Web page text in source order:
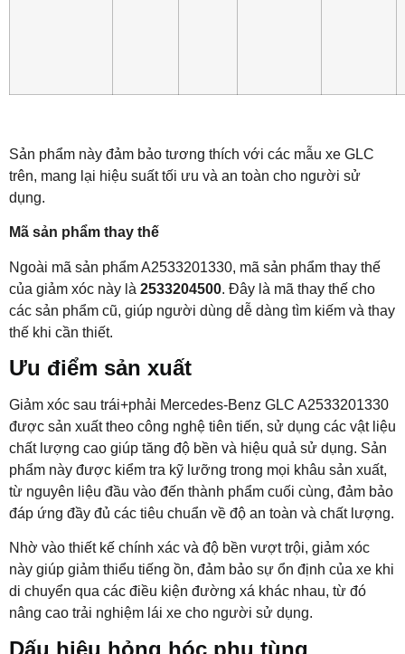
Sản phẩm này đảm bảo tương thích với các mẫu xe GLC
trên, mang lại hiệu suất tối ưu và an toàn cho người sử
dụng.
Mã sản phẩm thay thế
Ngoài mã sản phẩm A2533201330, mã sản phẩm thay thế
của giảm xóc này là 2533204500. Đây là mã thay thế cho
các sản phẩm cũ, giúp người dùng dễ dàng tìm kiếm và thay
thế khi cần thiết.
Ưu điểm sản xuất
Giảm xóc sau trái+phải Mercedes-Benz GLC A2533201330
được sản xuất theo công nghệ tiên tiến, sử dụng các vật liệu
chất lượng cao giúp tăng độ bền và hiệu quả sử dụng. Sản
phẩm này được kiểm tra kỹ lưỡng trong mọi khâu sản xuất,
từ nguyên liệu đầu vào đến thành phẩm cuối cùng, đảm bảo
đáp ứng đầy đủ các tiêu chuẩn về độ an toàn và chất lượng.
Nhờ vào thiết kế chính xác và độ bền vượt trội, giảm xóc
này giúp giảm thiểu tiếng ồn, đảm bảo sự ổn định của xe khi
di chuyển qua các điều kiện đường xá khác nhau, từ đó
nâng cao trải nghiệm lái xe cho người sử dụng.
Dấu hiệu hỏng hóc phụ tùng